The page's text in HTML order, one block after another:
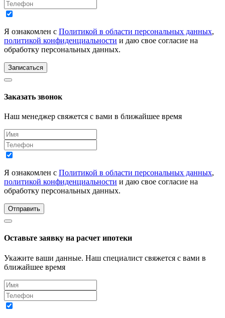
Я ознакомлен с Политикой в области персональных данных,
политикой конфиденциальности и даю свое согласие на
обработку персональных данных.
Записаться
Заказать звонок
Наш менеджер свяжется с вами в ближайшее время
Я ознакомлен с Политикой в области персональных данных,
политикой конфиденциальности и даю свое согласие на
обработку персональных данных.
Отправить
Оставьте заявку на расчет ипотеки
Укажите ваши данные. Наш специалист свяжется с вами в
ближайшее время